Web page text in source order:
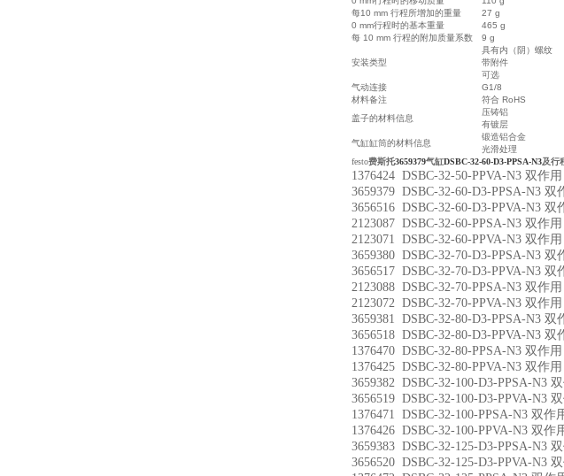
每10 mm 行程所增加的重量
27 g
0 mm行程时的基本重量
465 g
每 10 mm 行程的附加质量系数
9 g
安装类型
具有内（阴）螺纹
带附件
可选
气动连接
G1/8
材料备注
符合 RoHS
盖子的材料信息
压铸铝
有镀层
气缸缸筒的材料信息
锻造铝合金
光滑处理
festo费斯托3659379气缸DSBC-32-60-D3-PPSA-N3及行
1376424 DSBC-32-50-PPVA-N3 双作
3659379 DSBC-32-60-D3-PPSA-N3
3656516 DSBC-32-60-D3-PPVA-N3
2123087 DSBC-32-60-PPSA-N3 双作
2123071 DSBC-32-60-PPVA-N3 双作
3659380 DSBC-32-70-D3-PPSA-N3
3656517 DSBC-32-70-D3-PPVA-N3
2123088 DSBC-32-70-PPSA-N3 双作
2123072 DSBC-32-70-PPVA-N3 双作
3659381 DSBC-32-80-D3-PPSA-N3
3656518 DSBC-32-80-D3-PPVA-N3
1376470 DSBC-32-80-PPSA-N3 双作
1376425 DSBC-32-80-PPVA-N3 双作
3659382 DSBC-32-100-D3-PPSA-N3
3656519 DSBC-32-100-D3-PPVA-N3
1376471 DSBC-32-100-PPSA-N3 双
1376426 DSBC-32-100-PPVA-N3 双
3659383 DSBC-32-125-D3-PPSA-N3
3656520 DSBC-32-125-D3-PPVA-N3